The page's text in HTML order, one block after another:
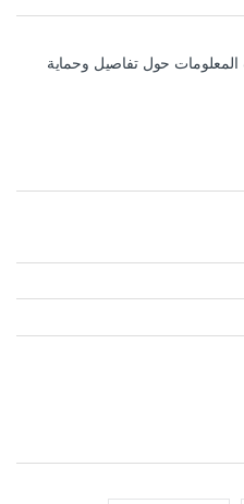
المعلومات حول تفاصيل وحماية